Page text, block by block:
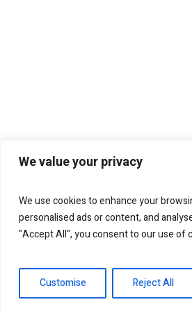
We value your privacy
We use cookies to enhance your
personalised ads or content, and
"Accept All", you consent to our use of
Customise Reject All